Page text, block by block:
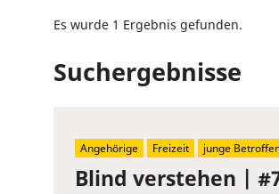
Es wurde 1 Ergebnis gefunden.
Suchergebnisse
Blind verstehen |
Angehörige Freizeit junge